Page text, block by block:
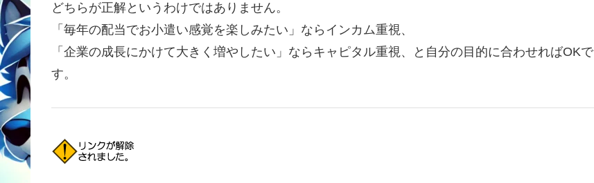
どちらが正解というわけではありません。
「毎年の配当でお小遣い感覚を楽しみたい」ならインカム重視、
「企業の成長にかけて大きく増やしたい」ならキャピタル重視、と自分の目的に合わせればOKで
す。